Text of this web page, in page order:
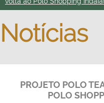
DELIVERY
Notícias
PROJETO POLO
POLO